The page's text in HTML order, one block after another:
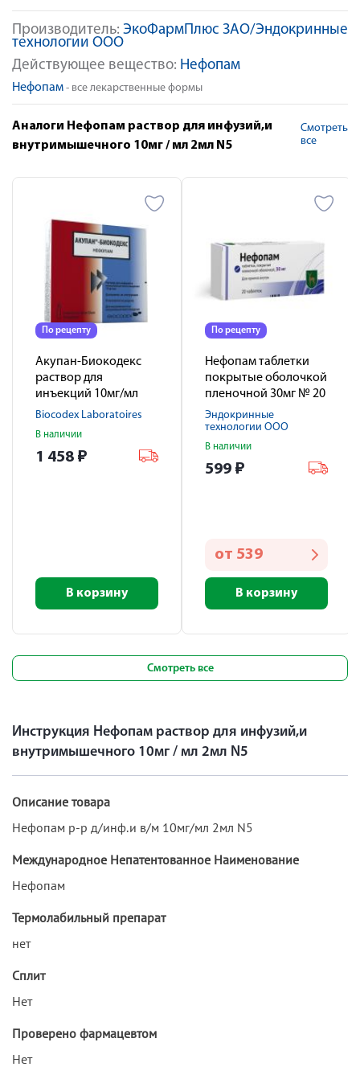
Производитель: ЭкоФармПлюс ЗАО/Эндокринные
технологии ООО
Действующее вещество: Нефопам
Нефопам - все лекарственные формы
Аналоги Нефопам раствор для инфузий,и
внутримышечного 10мг / мл 2мл N5
Смотреть
все
По рецепту
Акупан-Биокодекс
раствор для
инъекций 10мг/мл
2мл №5
Biocodex Laboratoires
В наличии
1 458 ₽
В корзину
По рецепту
Нефопам таблетки
покрытые оболочкой
пленочной 30мг № 20
Эндокринные
технологии ООО
В наличии
599 ₽
от 539
В корзину
Смотреть все
Инструкция Нефопам раствор для инфузий,и
внутримышечного 10мг / мл 2мл N5
Описание товара
Нефопам р-р д/инф.и в/м 10мг/мл 2мл N5
Международное Непатентованное Наименование
Нефопам
Термолабильный препарат
нет
Сплит
Нет
Проверено фармацевтом
Нет